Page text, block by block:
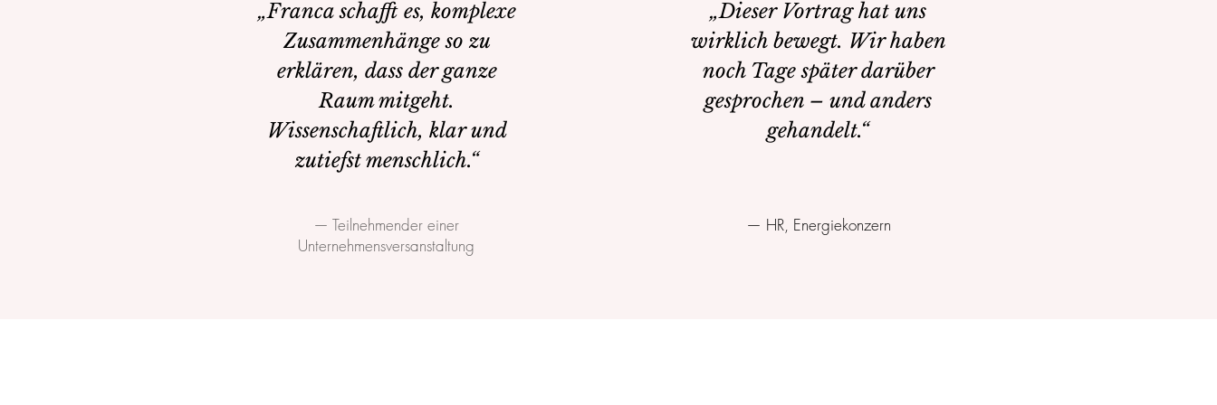
„Franca schafft es, komplexe
Zusammenhänge so zu
erklären, dass der ganze
Raum mitgeht.
Wissenschaftlich, klar und
zutiefst menschlich.“
— Teilnehmender einer
Unternehmensversanstaltung
„Dieser Vortrag hat uns
wirklich bewegt. Wir haben
noch Tage später darüber
gesprochen – und anders
gehandelt.“
— HR, Energiekonzern